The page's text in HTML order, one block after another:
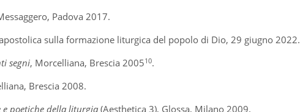
Padova 2017.
sulla formazione liturgica del popolo di Dio, 29 giugno 2022.
segni, Morcelliana, Brescia 200510.
Brescia 2008.
e poetiche della liturgia(Aesthetica 3), Glossa, Milano 2009.